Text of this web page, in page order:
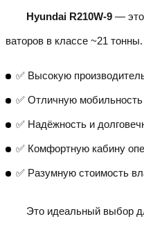
Hyundai R210W-9 — это
ваторов в классе ~21
✅ Высокую
✅ Отличную
✅ Надёжность и
✅ Комфортную кабину
✅ Разумную стоимость
Это идеальный выбор